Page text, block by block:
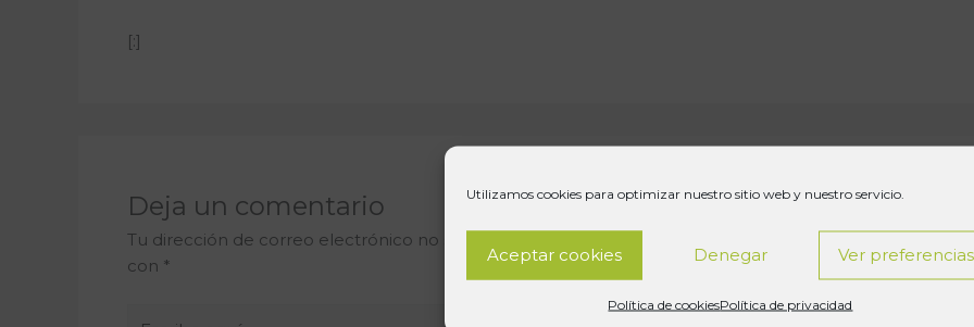
Utilizamos cookies para optimizar nuestro sitio web y nuestro servicio.
Aceptar cookies Denegar Ver preferencias
Política de cookiesPolítica de privacidad
[:]
Deja un comentario
Tu dirección de correo electrónico no será publicada.
Los campos obligatorios están marcados
con *